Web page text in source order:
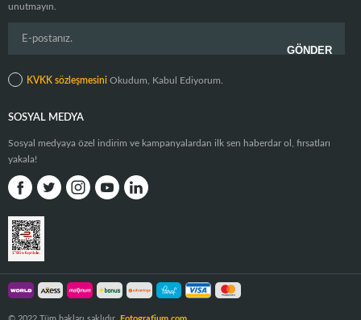
unutmayın.
KVKK sözleşmesini Okudum, Kabul Ediyorum.
SOSYAL MEDYA
Sosyal medyaya özel indirim ve kampanyalardan ilk sen haberdar ol, fırsatları
yakala!